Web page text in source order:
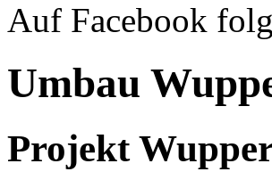
Auf Facebook
Umbau
Projekt